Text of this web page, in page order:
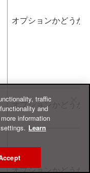
オプションかどうか
オプションかどうか
オプションかどうか
traffic
and
information
Learn